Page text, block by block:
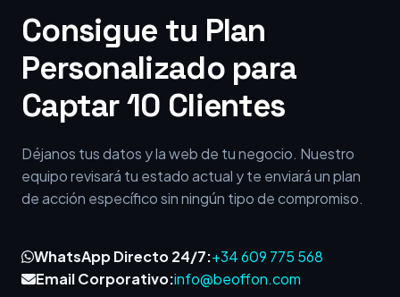
Consigue tu Plan
Personalizado para
Captar 10 Clientes
Déjanos tus datos y la web de tu negocio. Nuestro
equipo revisará tu estado actual y te enviará un plan
de acción específico sin ningún tipo de compromiso.
WhatsApp Directo 24/7:+34 609 775 568
Email Corporativo:info@beoffon.com